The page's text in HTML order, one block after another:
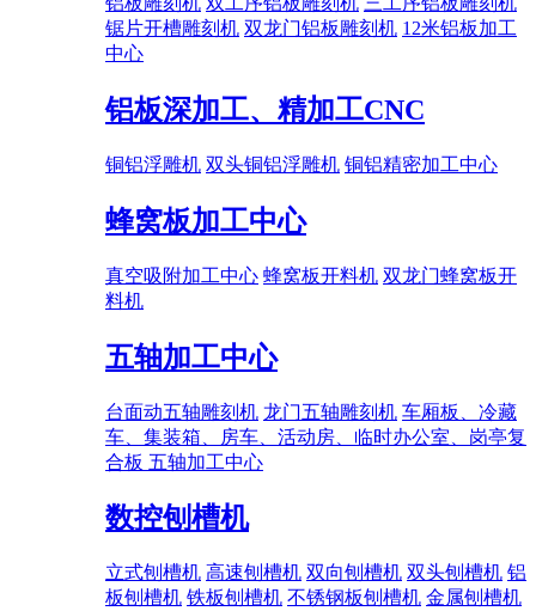
锯片开槽雕刻机 双龙门铝板雕刻机 12米铝板加工
中心
铝板深加工、精加工CNC
铜铝浮雕机 双头铜铝浮雕机 铜铝精密加工中心
蜂窝板加工中心
真空吸附加工中心 蜂窝板开料机 双龙门蜂窝板开
料机
五轴加工中心
台面动五轴雕刻机 龙门五轴雕刻机 车厢板、冷藏
车、集装箱、房车、活动房、临时办公室、岗亭复
合板 五轴加工中心
数控刨槽机
立式刨槽机 高速刨槽机 双向刨槽机 双头刨槽机 铝
板刨槽机 铁板刨槽机 不锈钢板刨槽机 金属刨槽机